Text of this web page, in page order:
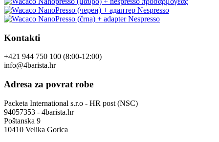
Kontakti
+421 944 750 100 (8:00-12:00)
info@4barista.hr
Adresa za povrat robe
Packeta International s.r.o - HR post (NSC)
94057353 - 4barista.hr
Poštanska 9
10410 Velika Gorica